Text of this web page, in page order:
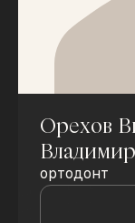
Орехов
ортодонт